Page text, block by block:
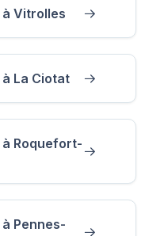
Vitrolles
La Ciotat
Roquefort-
Pennes-